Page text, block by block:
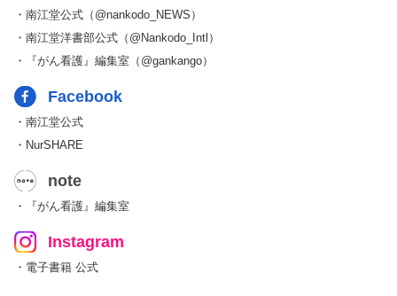
・南江堂公式（@nankodo_NEWS）
・南江堂洋書部公式（@Nankodo_Intl）
・『がん看護』編集室（@gankango）
Facebook
・南江堂公式
・NurSHARE
note
・『がん看護』編集室
Instagram
・電子書籍 公式